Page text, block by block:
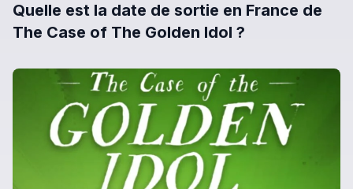
Quelle est la date de sortie en France de
The Case of The Golden Idol ?